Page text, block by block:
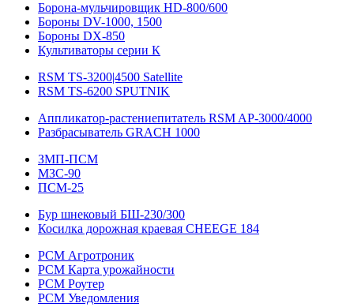
Борона-мульчировщик HD-800/600
Бороны DV-1000, 1500
Бороны DX-850
Культиваторы серии К
RSM TS-3200|4500 Satellite
RSM TS-6200 SPUTNIK
Аппликатор-растениепитатель RSM AP-3000/4000
Разбрасыватель GRACH 1000
ЗМП-ПСМ
МЗС-90
ПСМ-25
Бур шнековый БШ-230/300
Косилка дорожная краевая CHEEGE 184
РСМ Агротроник
РСМ Карта урожайности
РСМ Роутер
РСМ Уведомления